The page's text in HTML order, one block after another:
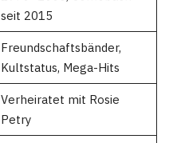
seit 2015
Freundschaftsbänder,
Kultstatus, Mega-Hits
Verheiratet mit Rosie
Petry